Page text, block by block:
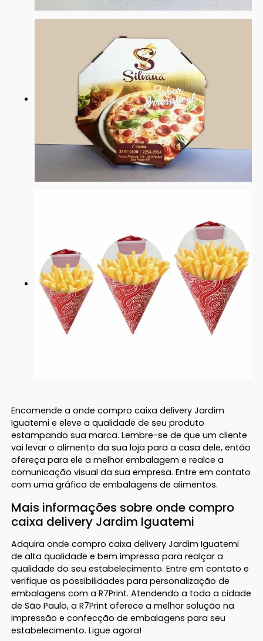
Encomende a onde compro caixa delivery Jardim
Iguatemi e eleve a qualidade de seu produto
estampando sua marca. Lembre-se de que um cliente
vai levar o alimento da sua loja para a casa dele, então
ofereça para ele a melhor embalagem e realce a
comunicação visual da sua empresa. Entre em contato
com uma gráfica de embalagens de alimentos.
Mais informações sobre onde compro
caixa delivery Jardim Iguatemi
Adquira onde compro caixa delivery Jardim Iguatemi
de alta qualidade e bem impressa para realçar a
qualidade do seu estabelecimento. Entre em contato e
verifique as possibilidades para personalização de
embalagens com a R7Print. Atendendo a toda a cidade
de São Paulo, a R7Print oferece a melhor solução na
impressão e confecção de embalagens para seu
estabelecimento. Ligue agora!